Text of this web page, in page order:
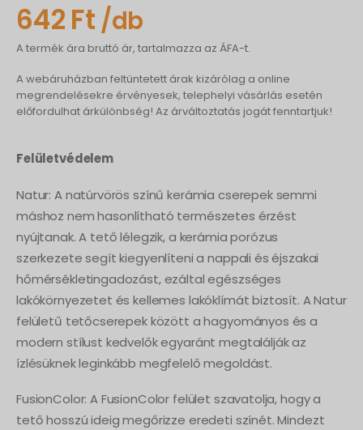
642Ft /db
A termék ára bruttó ár, tartalmazza az ÁFA-t.
A webáruházban feltüntetett árak kizárólag a online
megrendelésekre érvényesek, telephelyi vásárlás esetén
előfordulhat árkülönbség! Az árváltoztatás jogát fenntartjuk!
Felületvédelem
Natur: A natúrvörös színű kerámia cserepek semmi
máshoz nem hasonlítható természetes érzést
nyújtanak. A tető lélegzik, a kerámia porózus
szerkezete segít kiegyenlíteni a nappali és éjszakai
hőmérsékletingadozást, ezáltal egészséges
lakókörnyezetet és kellemes lakóklímát biztosít. A Natur
felületű tetőcserepek között a hagyományos és a
modern stílust kedvelők egyaránt megtalálják az
ízlésüknek leginkább megfelelő megoldást.
FusionColor: A FusionColor felület szavatolja, hogy a
tető hosszú ideig megőrizze eredeti színét. Mindezt